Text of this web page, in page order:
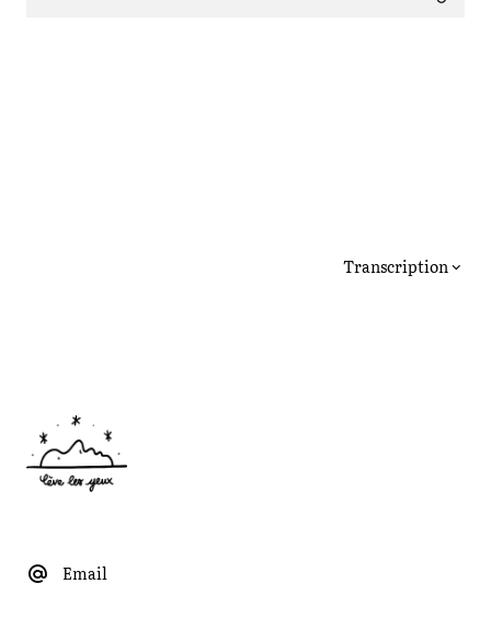
Transcription
Email